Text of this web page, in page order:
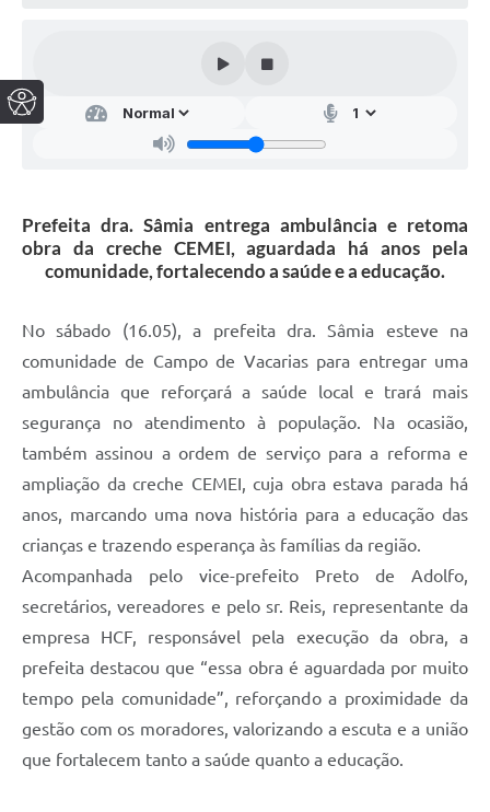
Prefeita dra. Sâmia entrega ambulância e retoma
obra da creche CEMEI, aguardada há anos pela
comunidade, fortalecendo a saúde e a educação.
No sábado (16.05), a prefeita dra. Sâmia esteve na
comunidade de Campo de Vacarias para entregar uma
ambulância que reforçará a saúde local e trará mais
segurança no atendimento à população. Na ocasião,
também assinou a ordem de serviço para a reforma e
ampliação da creche CEMEI, cuja obra estava parada há
anos, marcando uma nova história para a educação das
crianças e trazendo esperança às famílias da região.
Acompanhada pelo vice-prefeito Preto de Adolfo,
secretários, vereadores e pelo sr. Reis, representante da
empresa HCF, responsável pela execução da obra, a
prefeita destacou que “essa obra é aguardada por muito
tempo pela comunidade”, reforçando a proximidade da
gestão com os moradores, valorizando a escuta e a união
que fortalecem tanto a saúde quanto a educação.